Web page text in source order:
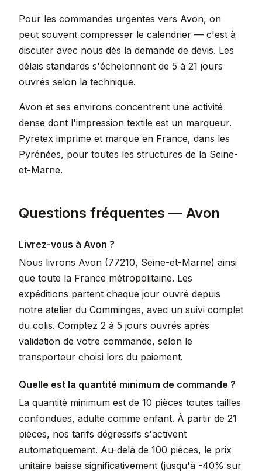
Pour les commandes urgentes vers Avon, on
peut souvent compresser le calendrier — c'est à
discuter avec nous dès la demande de devis. Les
délais standards s'échelonnent de 5 à 21 jours
ouvrés selon la technique.
Avon et ses environs concentrent une activité
dense dont l'impression textile est un marqueur.
Pyretex imprime et marque en France, dans les
Pyrénées, pour toutes les structures de la Seine-
et-Marne.
Questions fréquentes — Avon
Livrez-vous à Avon ?
Nous livrons Avon (77210, Seine-et-Marne) ainsi
que toute la France métropolitaine. Les
expéditions partent chaque jour ouvré depuis
notre atelier du Comminges, avec un suivi complet
du colis. Comptez 2 à 5 jours ouvrés après
validation de votre commande, selon le
transporteur choisi lors du paiement.
Quelle est la quantité minimum de commande ?
La quantité minimum est de 10 pièces toutes tailles
confondues, adulte comme enfant. À partir de 21
pièces, nos tarifs dégressifs s'activent
automatiquement. Au-delà de 100 pièces, le prix
unitaire baisse significativement (jusqu'à -40% sur